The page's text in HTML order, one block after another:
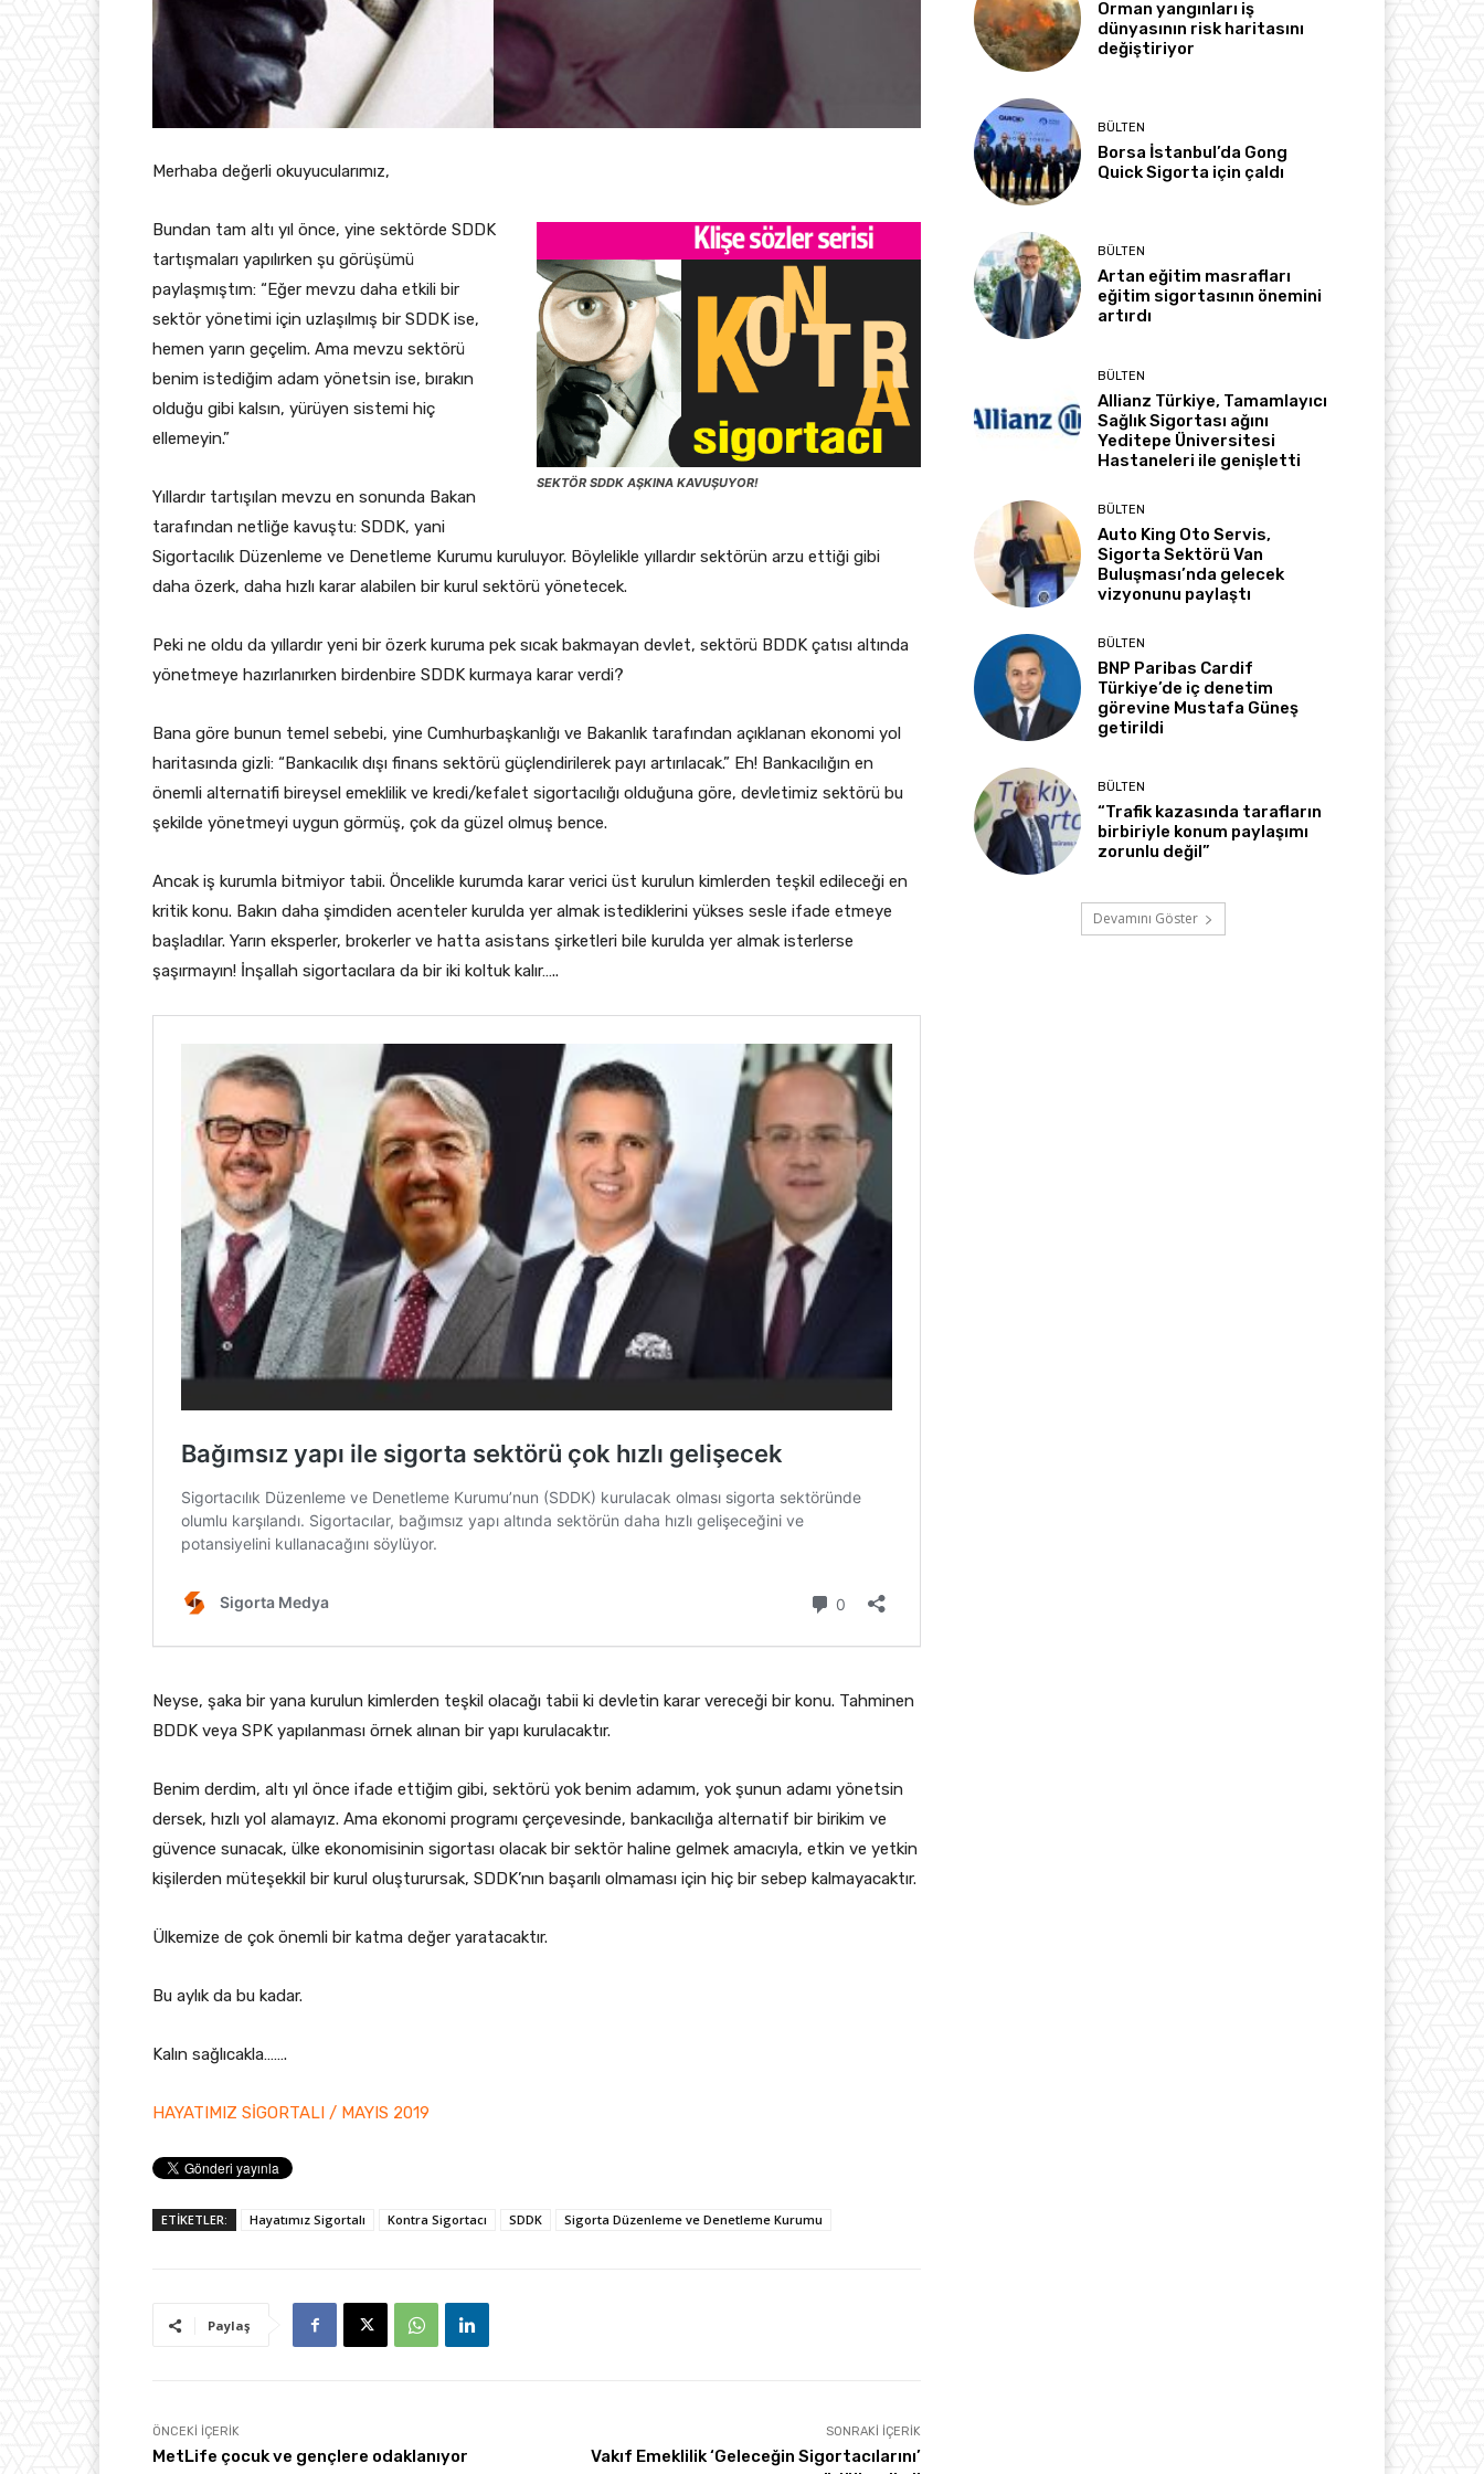
Merhaba değerli okuyucularımız,
SEKTÖR SDDK AŞKINA KAVUŞUYOR!
Bundan tam altı yıl önce, yine sektörde SDDK
tartışmaları yapılırken şu görüşümü
paylaşmıştım: “Eğer mevzu daha etkili bir
sektör yönetimi için uzlaşılmış bir SDDK ise,
hemen yarın geçelim. Ama mevzu sektörü
benim istediğim adam yönetsin ise, bırakın
olduğu gibi kalsın, yürüyen sistemi hiç
ellemeyin.”
Yıllardır tartışılan mevzu en sonunda Bakan
tarafından netliğe kavuştu: SDDK, yani
Sigortacılık Düzenleme ve Denetleme Kurumu kuruluyor. Böylelikle yıllardır sektörün arzu ettiği gibi
daha özerk, daha hızlı karar alabilen bir kurul sektörü yönetecek.
Peki ne oldu da yıllardır yeni bir özerk kuruma pek sıcak bakmayan devlet, sektörü BDDK çatısı altında
yönetmeye hazırlanırken birdenbire SDDK kurmaya karar verdi?
Bana göre bunun temel sebebi, yine Cumhurbaşkanlığı ve Bakanlık tarafından açıklanan ekonomi yol
haritasında gizli: “Bankacılık dışı finans sektörü güçlendirilerek payı artırılacak.” Eh! Bankacılığın en
önemli alternatifi bireysel emeklilik ve kredi/kefalet sigortacılığı olduğuna göre, devletimiz sektörü bu
şekilde yönetmeyi uygun görmüş, çok da güzel olmuş bence.
Ancak iş kurumla bitmiyor tabii. Öncelikle kurumda karar verici üst kurulun kimlerden teşkil edileceği en
kritik konu. Bakın daha şimdiden acenteler kurulda yer almak istediklerini yükses sesle ifade etmeye
başladılar. Yarın eksperler, brokerler ve hatta asistans şirketleri bile kurulda yer almak isterlerse
şaşırmayın! İnşallah sigortacılara da bir iki koltuk kalır…..
Neyse, şaka bir yana kurulun kimlerden teşkil olacağı tabii ki devletin karar vereceği bir konu. Tahminen
BDDK veya SPK yapılanması örnek alınan bir yapı kurulacaktır.
Benim derdim, altı yıl önce ifade ettiğim gibi, sektörü yok benim adamım, yok şunun adamı yönetsin
dersek, hızlı yol alamayız. Ama ekonomi programı çerçevesinde, bankacılığa alternatif bir birikim ve
güvence sunacak, ülke ekonomisinin sigortası olacak bir sektör haline gelmek amacıyla, etkin ve yetkin
kişilerden müteşekkil bir kurul oluşturursak, SDDK’nın başarılı olmaması için hiç bir sebep kalmayacaktır.
Ülkemize de çok önemli bir katma değer yaratacaktır.
Bu aylık da bu kadar.
Kalın sağlıcakla…….
HAYATIMIZ SİGORTALI / MAYIS 2019
ETİKETLER: Hayatımız Sigortalı Kontra Sigortacı SDDK Sigorta Düzenleme ve Denetleme Kurumu
Paylaş
ÖNCEKI İÇERIK
MetLife çocuk ve gençlere odaklanıyor
SONRAKI İÇERIK
Vakıf Emeklilik ‘Geleceğin Sigortacılarını’
Orman yangınları iş
dünyasının risk haritasını
değiştiriyor
BÜLTEN
Borsa İstanbul’da Gong
Quick Sigorta için çaldı
BÜLTEN
Artan eğitim masrafları
eğitim sigortasının önemini
artırdı
BÜLTEN
Allianz Türkiye, Tamamlayıcı
Sağlık Sigortası ağını
Yeditepe Üniversitesi
Hastaneleri ile genişletti
BÜLTEN
Auto King Oto Servis,
Sigorta Sektörü Van
Buluşması’nda gelecek
vizyonunu paylaştı
BÜLTEN
BNP Paribas Cardif
Türkiye’de iç denetim
görevine Mustafa Güneş
getirildi
BÜLTEN
“Trafik kazasında tarafların
birbiriyle konum paylaşımı
zorunlu değil”
Devamını Göster